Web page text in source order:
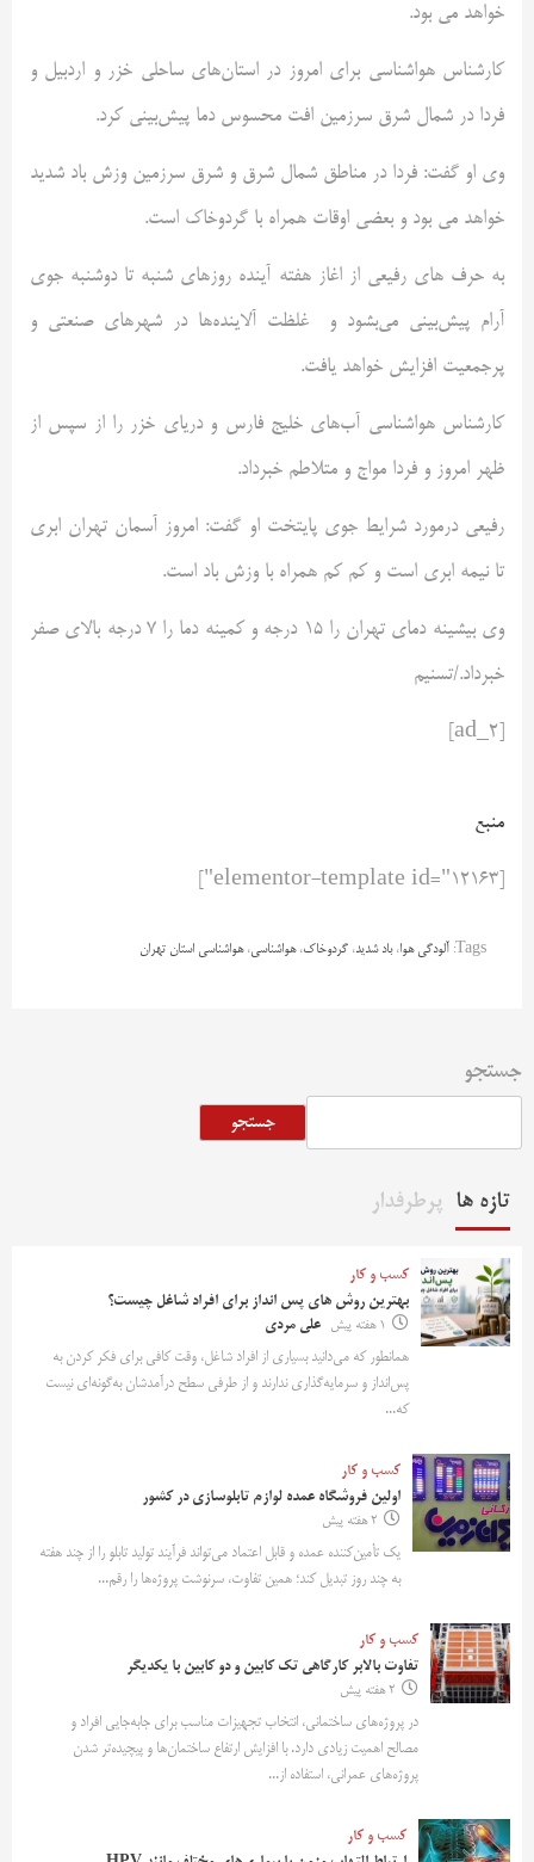
خواهد می بود.
کارشناس هواشناسی برای امروز در استان‌های ساحلی خزر و اردبیل و
فردا در شمال شرق سرزمین افت محسوس دما پیش‌بینی کرد.
وی او گفت: فردا در مناطق شمال شرق و شرق سرزمین وزش باد شدید
خواهد می بود و بعضی اوقات همراه با گردوخاک است.
به حرف های رفیعی از اغاز هفته آینده روزهای شنبه تا دوشنبه جوی
آرام پیش‌بینی می‌بشود و غلظت آلاینده‌ها در شهرهای صنعتی و
پرجمعیت افزایش خواهد یافت.
کارشناس هواشناسی آب‌های خلیج فارس و دریای خزر را از سپس از
ظهر امروز و فردا مواج و متلاطم خبرداد.
رفیعی درمورد شرایط جوی پایتخت او گفت: امروز آسمان تهران ابری
تا نیمه ابری است و کم کم همراه با وزش باد است.
وی بیشینه دمای تهران را 15 درجه و کمینه دما را 7 درجه بالای صفر
خبرداد./تسنیم
منبع
Tags: آلودگی هوا،باد شدید، گردوخاک،هواشناسی،هواشناسی استان تهران
جستجو
جستجو
تازه ها پرطرفدار
کسب و کار
بهترین روش‌ های پس‌ انداز برای افراد شاغل چیست؟
1 هفته پیش
علی مردی
همانطور که می‌دانید بسیاری از افراد شاغل، وقت کافی برای فکر کردن به
پس‌انداز و سرمایه‌گذاری ندارند و از طرفی سطح درآمدشان به‌گونه‌ای نیست
که...
کسب و کار
اولین فروشگاه عمده لوازم تابلوسازی در کشور
2 هفته پیش
یک تأمین‌کننده عمده و قابل اعتماد می‌تواند فرآیند تولید تابلو را از چند هفته
به چند روز تبدیل کند؛ همین تفاوت، سرنوشت پروژه‌ها را رقم...
کسب و کار
تفاوت بالابر کارگاهی تک کابین و دو کابین با یکدیگر
2 هفته پیش
در پروژه‌های ساختمانی، انتخاب تجهیزات مناسب برای جابه‌جایی افراد و
مصالح اهمیت زیادی دارد. با افزایش ارتفاع ساختمان‌ها و پیچیده‌تر شدن
پروژه‌های عمرانی، استفاده از...
کسب و کار